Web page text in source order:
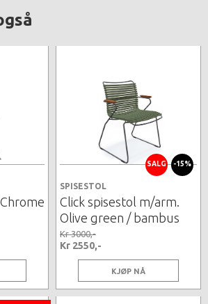
SALG -15%
SPISESTOL
Click spisestol m/arm.
Olive green / bambus
Kr 3000,-
Kr 2550,-
KJØP NÅ